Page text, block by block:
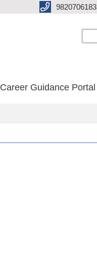
9820706183
Career Guidance Portal